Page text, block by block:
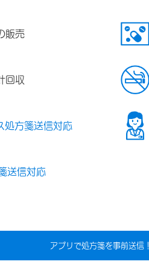
販売
回収
処方箋送信対応
送信対応
アプリで処方箋を事前送信